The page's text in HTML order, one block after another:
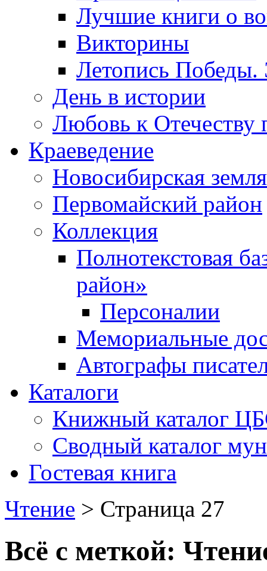
Лучшие книги о
Викторины
Летопись Победы.
День в истории
Любовь к Отечеству
Краеведение
Новосибирская земля
Первомайский район
Коллекция
Полнотекстовая
район»
Персоналии
Мемориальные
Автографы
Каталоги
Книжный каталог
Сводный каталог
Гостевая книга
Чтение > Страница 27
Всё с меткой: